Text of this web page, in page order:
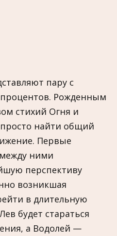
пару с
Рожденным
стихий Огня и
просто найти общий
Первые
ними
перспективу
возникшая
в длительную
будет стараться
а Водолей —